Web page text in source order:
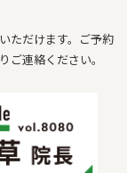
ただけます。ご予約
ご連絡ください。